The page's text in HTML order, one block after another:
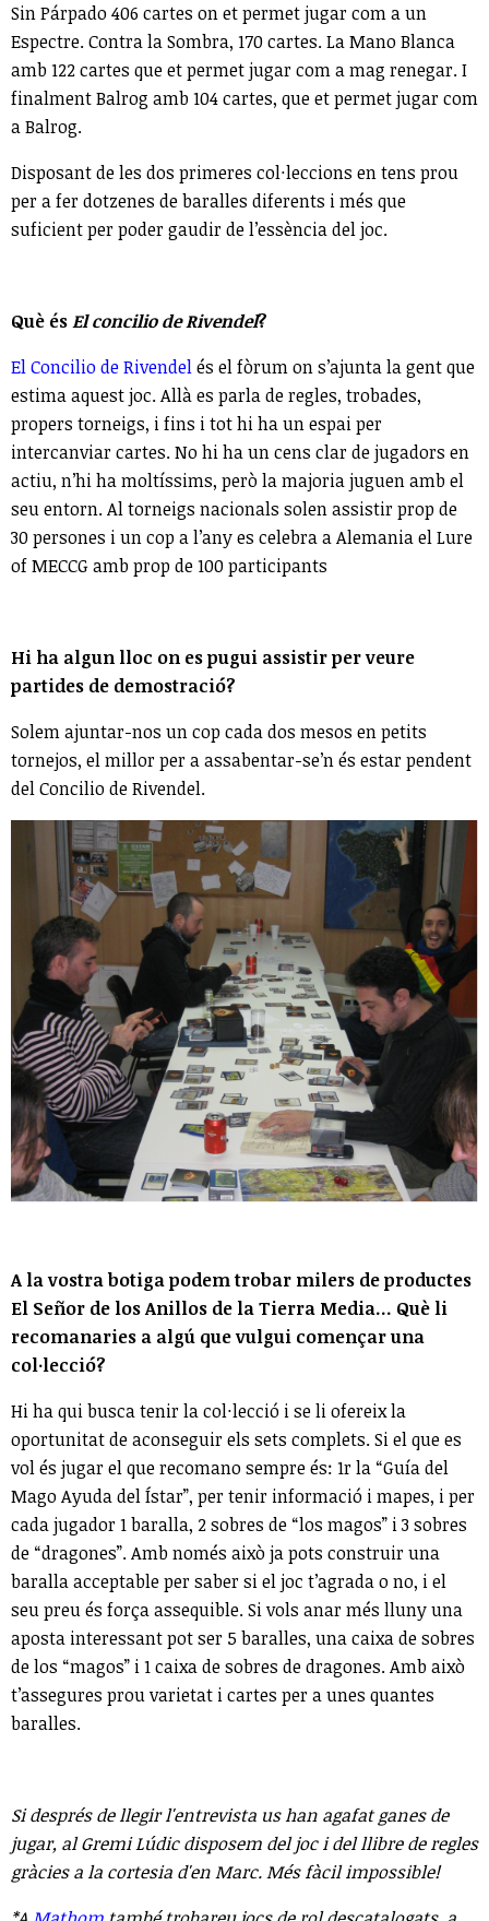
Sin Párpado 406 cartes on et permet jugar com a un
Espectre. Contra la Sombra, 170 cartes. La Mano Blanca
amb 122 cartes que et permet jugar com a mag renegar. I
finalment Balrog amb 104 cartes, que et permet jugar com
a Balrog.
Disposant de les dos primeres col·leccions en tens prou
per a fer dotzenes de baralles diferents i més que
suficient per poder gaudir de l’essència del joc.
Què ésEl concilio de Rivendel?
El Concilio de Rivendelés el fòrum on s’ajunta la gent que
estima aquest joc. Allà es parla de regles, trobades,
propers torneigs, i fins i tot hi ha un espai per
intercanviar cartes. No hi ha un cens clar de jugadors en
actiu, n’hi ha moltíssims, però la majoria juguen amb el
seu entorn. Al torneigs nacionals solen assistir prop de
30 persones i un cop a l’any es celebra a Alemania el Lure
of MECCG amb prop de 100 participants
Hi ha algun lloc on es pugui assistir per veure
partides de demostració?
Solem ajuntar-nos un cop cada dos mesos en petits
tornejos, el millor per a assabentar-se’n és estar pendent
del Concilio de Rivendel.
A la vostra botiga podem trobar milers de productes
El Señor de los Anillos de la Tierra Media... Què li
recomanaries a algú que vulgui començar una
col·lecció?
Hi ha qui busca tenir la col·lecció i se li ofereix la
oportunitat de aconseguir els sets complets. Si el que es
vol és jugar el que recomano sempre és: 1r la “Guía del
Mago Ayuda del Ístar”, per tenir informació i mapes, i per
cada jugador 1 baralla, 2 sobres de “los magos” i 3 sobres
de “dragones”. Amb només això ja pots construir una
baralla acceptable per saber si el joc t’agrada o no, i el
seu preu és força assequible. Si vols anar més lluny una
aposta interessant pot ser 5 baralles, una caixa de sobres
de los “magos” i 1 caixa de sobres de dragones. Amb això
t’assegures prou varietat i cartes per a unes quantes
baralles.
Si després de llegir l'entrevista us han agafat ganes de
jugar, al Gremi Lúdic disposem del joc i del llibre de regles
gràcies a la cortesia d'en Marc. Més fàcil impossible!